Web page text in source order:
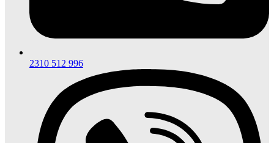
2310 512 996